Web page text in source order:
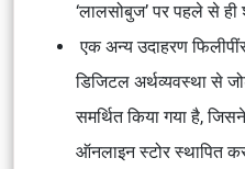
‘लालसोबुज’ पर पहले से ही
एक अन्य उदाहरण
डिजिटल अर्थव्यवस्था से
समर्थित किया गया है,
ऑनलाइन स्टोर स्थापित